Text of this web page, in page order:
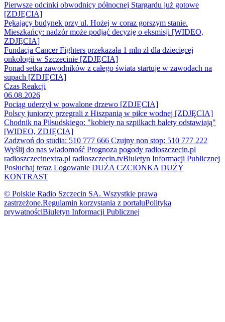
Pierwsze odcinki obwodnicy północnej Stargardu już gotowe
[ZDJĘCIA]
Pękający budynek przy ul. Hożej w coraz gorszym stanie.
Mieszkańcy: nadzór może podjąć decyzję o eksmisji [WIDEO,
ZDJĘCIA]
Fundacja Cancer Fighters przekazała 1 mln zł dla dziecięcej
onkologii w Szczecinie [ZDJĘCIA]
Ponad setka zawodników z całego świata startuje w zawodach na
supach [ZDJĘCIA]
Czas Reakcji
06.08.2026
Pociąg uderzył w powalone drzewo [ZDJĘCIA]
Polscy juniorzy przegrali z Hiszpanią w piłce wodnej [ZDJĘCIA]
Chodnik na Piłsudskiego: "kobiety na szpilkach balety odstawiają"
[WIDEO, ZDJĘCIA]
Zadzwoń do studia: 510 777 666 Czujny non stop: 510 777 222
Wyślij do nas wiadomość Prognoza pogody radioszczecin.pl
radioszczecinextra.pl radioszczecin.tvBiuletyn Informacji Publicznej
Posłuchaj teraz Logowanie DUŻA CZCIONKA DUŻY
KONTRAST
© Polskie Radio Szczecin SA. Wszystkie prawa
zastrzeżone.Regulamin korzystania z portaluPolityka
prywatnościBiuletyn Informacji Publicznej